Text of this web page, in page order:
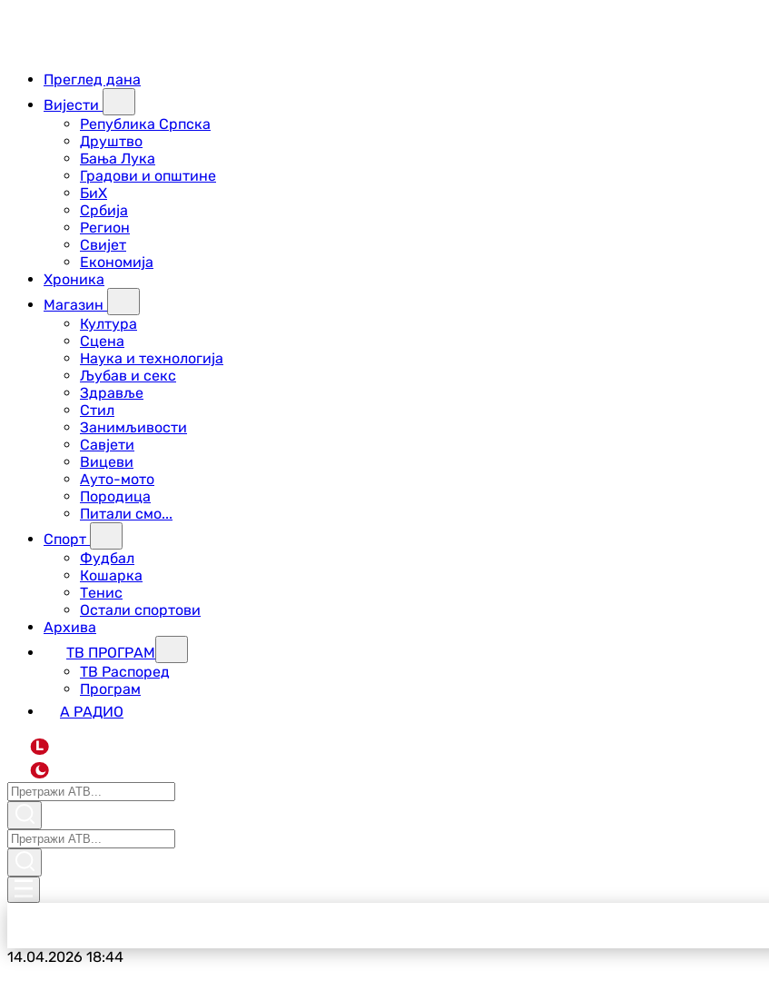
Преглед дана
Вијести
Република Српска
Друштво
Бања Лука
Градови и општине
БиХ
Србија
Регион
Свијет
Економија
Хроника
Магазин
Култура
Сцена
Наука и технологија
Љубав и секс
Здравље
Стил
Занимљивости
Савјети
Вицеви
Ауто-мото
Породица
Питали смо...
Спорт
Фудбал
Кошарка
Тенис
Остали спортови
Архива
ТВ ПРОГРАМ
ТВ Распоред
Програм
А РАДИО
L
14.04.202618:44